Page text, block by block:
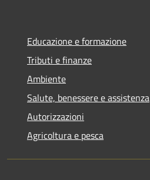
Educazione e formazione
Tributi e finanze
Ambiente
Salute, benessere e assistenza
Autorizzazioni
Agricoltura e pesca